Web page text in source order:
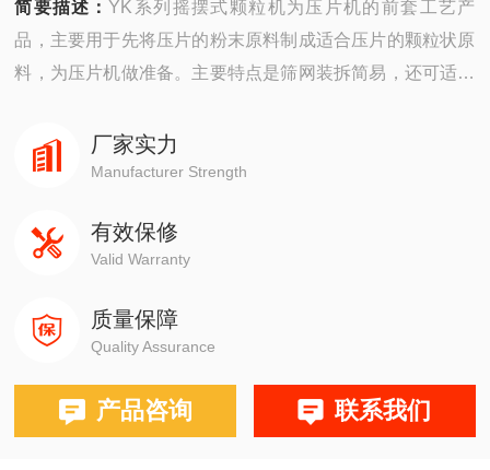
简要描述：YK系列摇摆式颗粒机为压片机的前套工艺产
品，主要用于先将压片的粉末原料制成适合压片的颗粒状原
料，为压片机做准备。主要特点是筛网装拆简易，还可适当
厂家实力
Manufacturer Strength
有效保修
Valid Warranty
质量保障
Quality Assurance
产品咨询 联系我们